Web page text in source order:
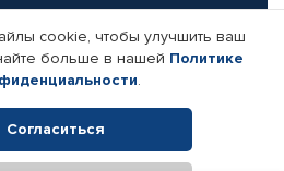
Реквизиты компании
cookie, чтобы улучшить ваш
больше в нашей Политике
.
Согласиться